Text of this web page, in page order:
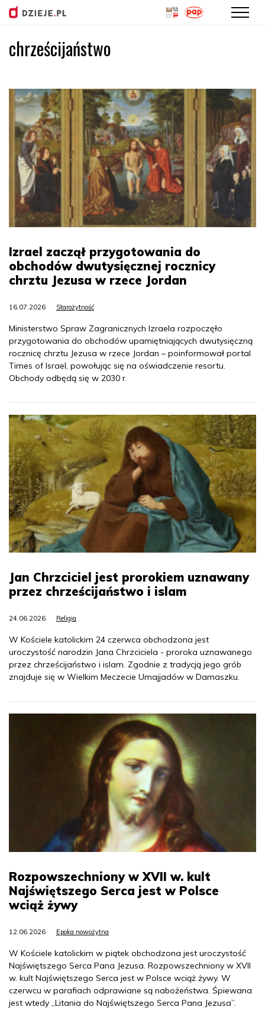
chrześcijaństwo
Izrael zaczął przygotowania do
obchodów dwutysięcznej rocznicy
chrztu Jezusa w rzece Jordan
16.07.2026 Starożytność
Ministerstwo Spraw Zagranicznych Izraela rozpoczęło
przygotowania do obchodów upamiętniających dwutysięczną
rocznicę chrztu Jezusa w rzece Jordan – poinformował portal
Times of Israel, powołując się na oświadczenie resortu.
Obchody odbędą się w 2030 r.
Jan Chrzciciel jest prorokiem uznawany
przez chrześcijaństwo i islam
24.06.2026 Religia
W Kościele katolickim 24 czerwca obchodzona jest
uroczystość narodzin Jana Chrzciciela - proroka uznawanego
przez chrześcijaństwo i islam. Zgodnie z tradycją jego grób
znajduje się w Wielkim Meczecie Umajjadów w Damaszku.
Rozpowszechniony w XVII w. kult
Najświętszego Serca jest w Polsce
wciąż żywy
12.06.2026 Epoka nowożytna
W Kościele katolickim w piątek obchodzona jest uroczystość
Najświętszego Serca Pana Jezusa. Rozpowszechniony w XVII
w. kult Najświętszego Serca jest w Polsce wciąż żywy. W
czerwcu w parafiach odprawiane są nabożeństwa. Śpiewana
jest wtedy „Litania do Najświętszego Serca Pana Jezusa”.